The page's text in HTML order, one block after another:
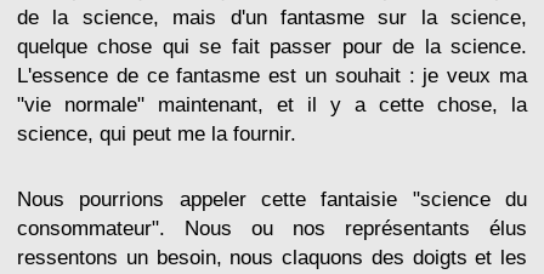
de la science, mais d'un fantasme sur la science,
quelque chose qui se fait passer pour de la science.
L'essence de ce fantasme est un souhait : je veux ma
"vie normale" maintenant, et il y a cette chose, la
science, qui peut me la fournir.
Nous pourrions appeler cette fantaisie "science du
consommateur". Nous ou nos représentants élus
ressentons un besoin, nous claquons des doigts et les